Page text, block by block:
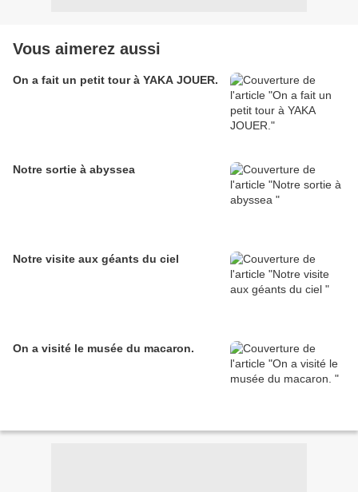
Vous aimerez aussi
On a fait un petit tour à YAKA JOUER.
Notre sortie à abyssea
Notre visite aux géants du ciel
On a visité le musée du macaron.